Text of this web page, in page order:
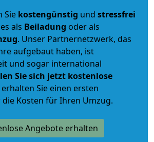
Sie kostengünstig und stressfrei
als Beiladung oder als
. Unser Partnernetzwerk, das
aufgebaut haben, ist
und sogar international
Sie sich jetzt kostenlose
Sie einen ersten
Kosten für Ihren Umzug.
Angebote erhalten